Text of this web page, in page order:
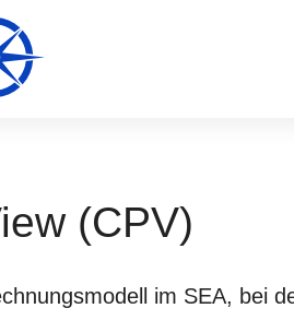
(CPV)
im SEA, bei